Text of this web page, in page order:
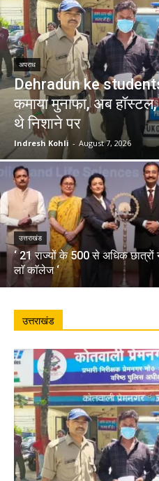
अपराध
Dehradun ke
कमाया मुनाफा, अब
थे निशाने पर
Indresh Kohli - August 7, 2026
उत्तराखंड
‘ 21 राज्यों के 500 से अधिक छात्रों
लाॅ काॅलेज ‘
उत्तराखंड